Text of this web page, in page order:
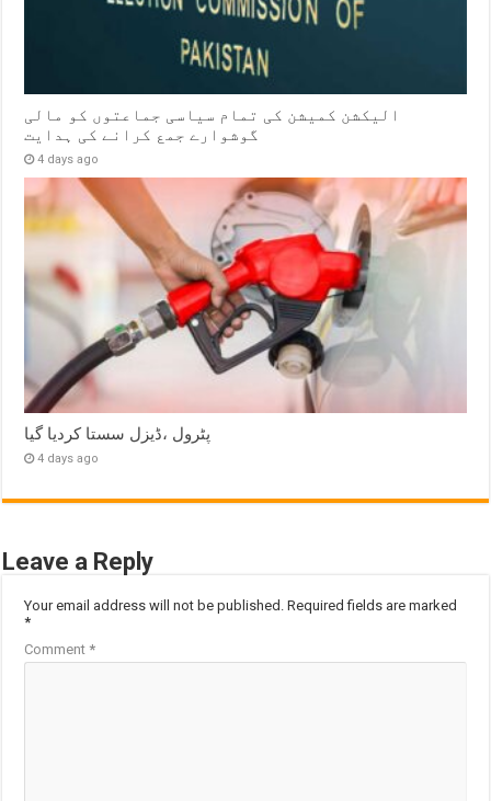
الیکشن کمیشن کی تمام سیاسی جماعتوں کو مالی
گوشوارے جمع کرانے کی ہدایت
4 days ago
پٹرول ،ڈیزل سستا کردیا گیا
4 days ago
Leave a Reply
Your email address will not be published. Required fields are marked
*
Comment*